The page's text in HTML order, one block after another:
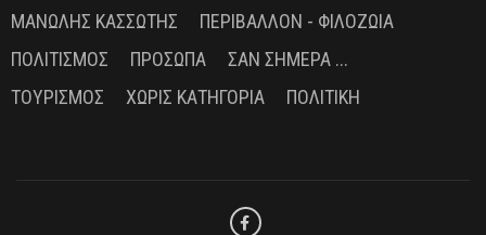
ΜΑΝΏΛΗΣ ΚΑΣΣΏΤΗΣ
ΠΕΡΙΒΆΛΛΟΝ - ΦΙΛΟΖΩΊΑ
ΠΟΛΙΤΙΣΜΌΣ
ΠΡΌΣΩΠΑ
ΣΑΝ ΣΉΜΕΡΑ ...
ΤΟΥΡΙΣΜΌΣ
ΧΩΡΊΣ ΚΑΤΗΓΟΡΊΑ ΠΟΛΙΤΙΚΉ